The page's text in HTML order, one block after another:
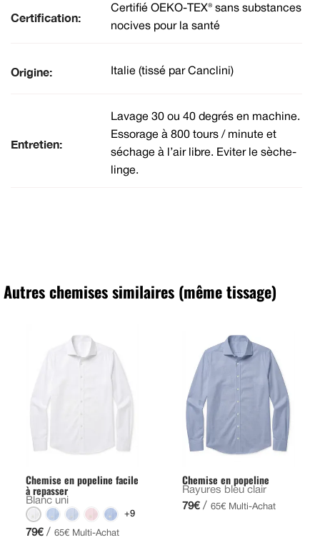
Certification:
Certifié OEKO-TEX® sans substances
nocives pour la santé
Origine: Italie (tissé par Canclini)
Entretien:
Lavage 30 ou 40 degrés en machine.
Essorage à 800 tours / minute et
séchage à l’air libre. Eviter le sèche-
linge.
Autres chemises similaires (même tissage)
Chemise en popeline facile
à repasser
Blanc uni
+9
79€ / 65€ Multi-Achat
Chemise en popeline
Rayures bleu clair
79€ / 65€ Multi-Achat